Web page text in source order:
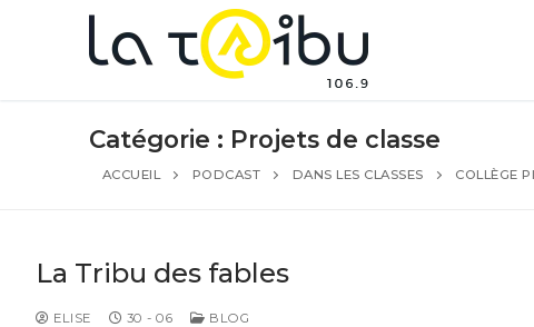
Catégorie : Projets de classe
ACCUEIL PODCAST DANS LES CLASSES COLLÈGE
La Tribu des fables
ELISE 30 - 06 BLOG